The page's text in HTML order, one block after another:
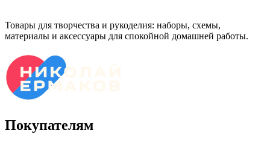
Товары для творчества и рукоделия: наборы, схемы,
материалы и аксессуары для спокойной домашней работы.
Покупателям